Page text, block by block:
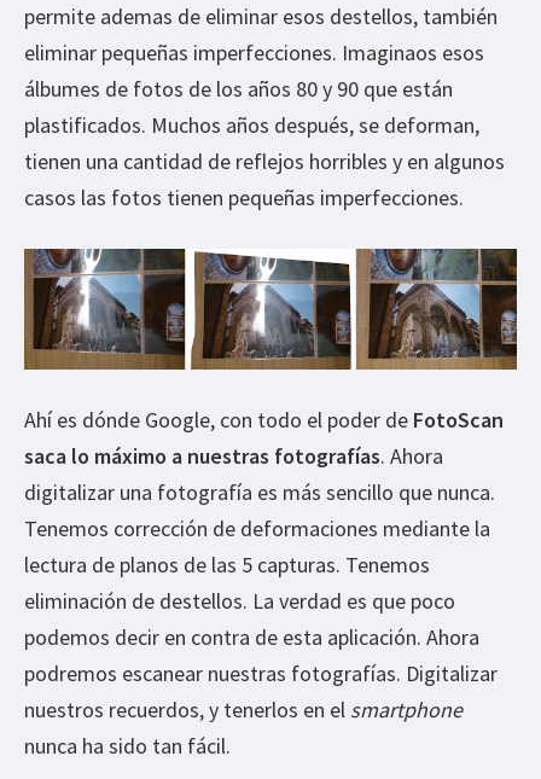
permite ademas de eliminar esos destellos, también
eliminar pequeñas imperfecciones. Imaginaos esos
álbumes de fotos de los años 80 y 90 que están
plastificados. Muchos años después, se deforman,
tienen una cantidad de reflejos horribles y en algunos
casos las fotos tienen pequeñas imperfecciones.
Ahí es dónde Google, con todo el poder de FotoScan
saca lo máximo a nuestras fotografías. Ahora
digitalizar una fotografía es más sencillo que nunca.
Tenemos corrección de deformaciones mediante la
lectura de planos de las 5 capturas. Tenemos
eliminación de destellos. La verdad es que poco
podemos decir en contra de esta aplicación. Ahora
podremos escanear nuestras fotografías. Digitalizar
nuestros recuerdos, y tenerlos en el smartphone
nunca ha sido tan fácil.